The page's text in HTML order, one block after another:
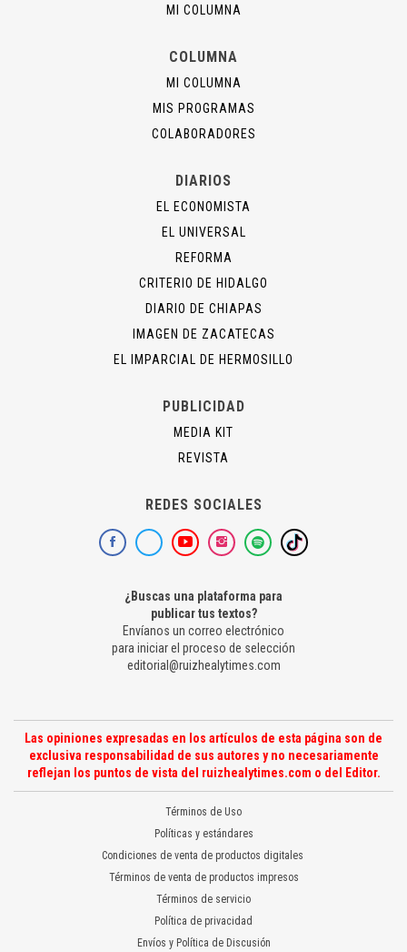
MI COLUMNA
COLUMNA
MI COLUMNA
MIS PROGRAMAS
COLABORADORES
DIARIOS
EL ECONOMISTA
EL UNIVERSAL
REFORMA
CRITERIO DE HIDALGO
DIARIO DE CHIAPAS
IMAGEN DE ZACATECAS
EL IMPARCIAL DE HERMOSILLO
PUBLICIDAD
MEDIA KIT
REVISTA
REDES SOCIALES
¿Buscas una plataforma para
publicar tus textos?
Envíanos un correo electrónico
para iniciar el proceso de selección
editorial@ruizhealytimes.com
Las opiniones expresadas en los artículos de esta página son de
exclusiva responsabilidad de sus autores y no necesariamente
reflejan los puntos de vista del ruizhealytimes.com o del Editor.
Términos de Uso
Políticas y estándares
Condiciones de venta de productos digitales
Términos de venta de productos impresos
Términos de servicio
Política de privacidad
Envíos y Política de Discusión